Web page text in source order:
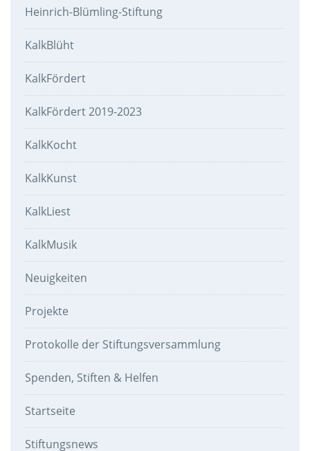
Heinrich-Blümling-Stiftung
KalkBlüht
KalkFördert
KalkFördert 2019-2023
KalkKocht
KalkKunst
KalkLiest
KalkMusik
Neuigkeiten
Projekte
Protokolle der Stiftungsversammlung
Spenden, Stiften & Helfen
Startseite
Stiftungsnews